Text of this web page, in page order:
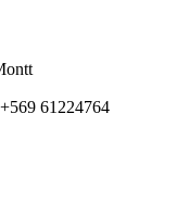
61224764